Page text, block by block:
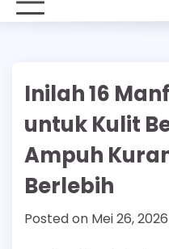
Inilah 16
untuk Kulit
Ampuh
Berlebih
Posted on Mei 26, 2026